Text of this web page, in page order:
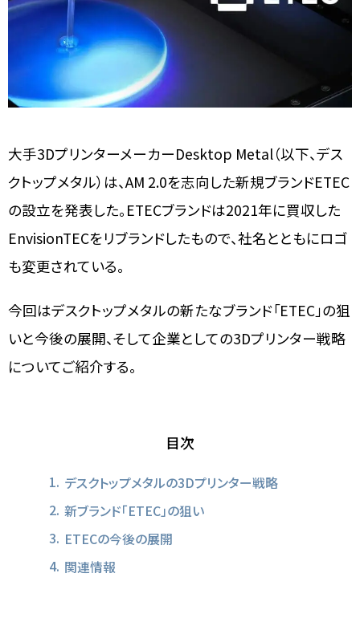
大手3DプリンターメーカーDesktop Metal（以下、デス
クトップメタル）は、AM 2.0を志向した新規ブランドETEC
の設立を発表した。ETECブランドは2021年に買収した
EnvisionTECをリブランドしたもので、社名とともにロゴ
も変更されている。
今回はデスクトップメタルの新たなブランド「ETEC」の狙
いと今後の展開、そして企業としての3Dプリンター戦略
についてご紹介する。
目次
デスクトップメタルの3Dプリンター戦略
新ブランド「ETEC」の狙い
ETECの今後の展開
関連情報